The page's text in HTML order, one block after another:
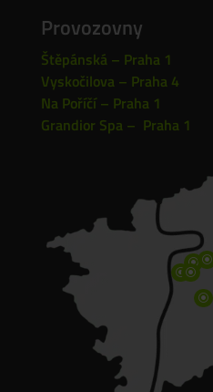
Provozovny
Štěpánská – Praha 1
Vyskočilova – Praha 4
Na Poříčí – Praha 1
Grandior Spa – Praha 1
\ \
\\
\